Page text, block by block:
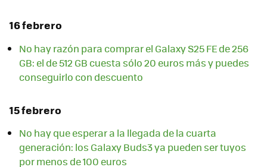
16 febrero
No hay razón para comprar el Galaxy S25 FE de 256
GB: el de 512 GB cuesta sólo 20 euros más y puedes
conseguirlo con descuento
15 febrero
No hay que esperar a la llegada de la cuarta
generación: los Galaxy Buds3 ya pueden ser tuyos
por menos de 100 euros